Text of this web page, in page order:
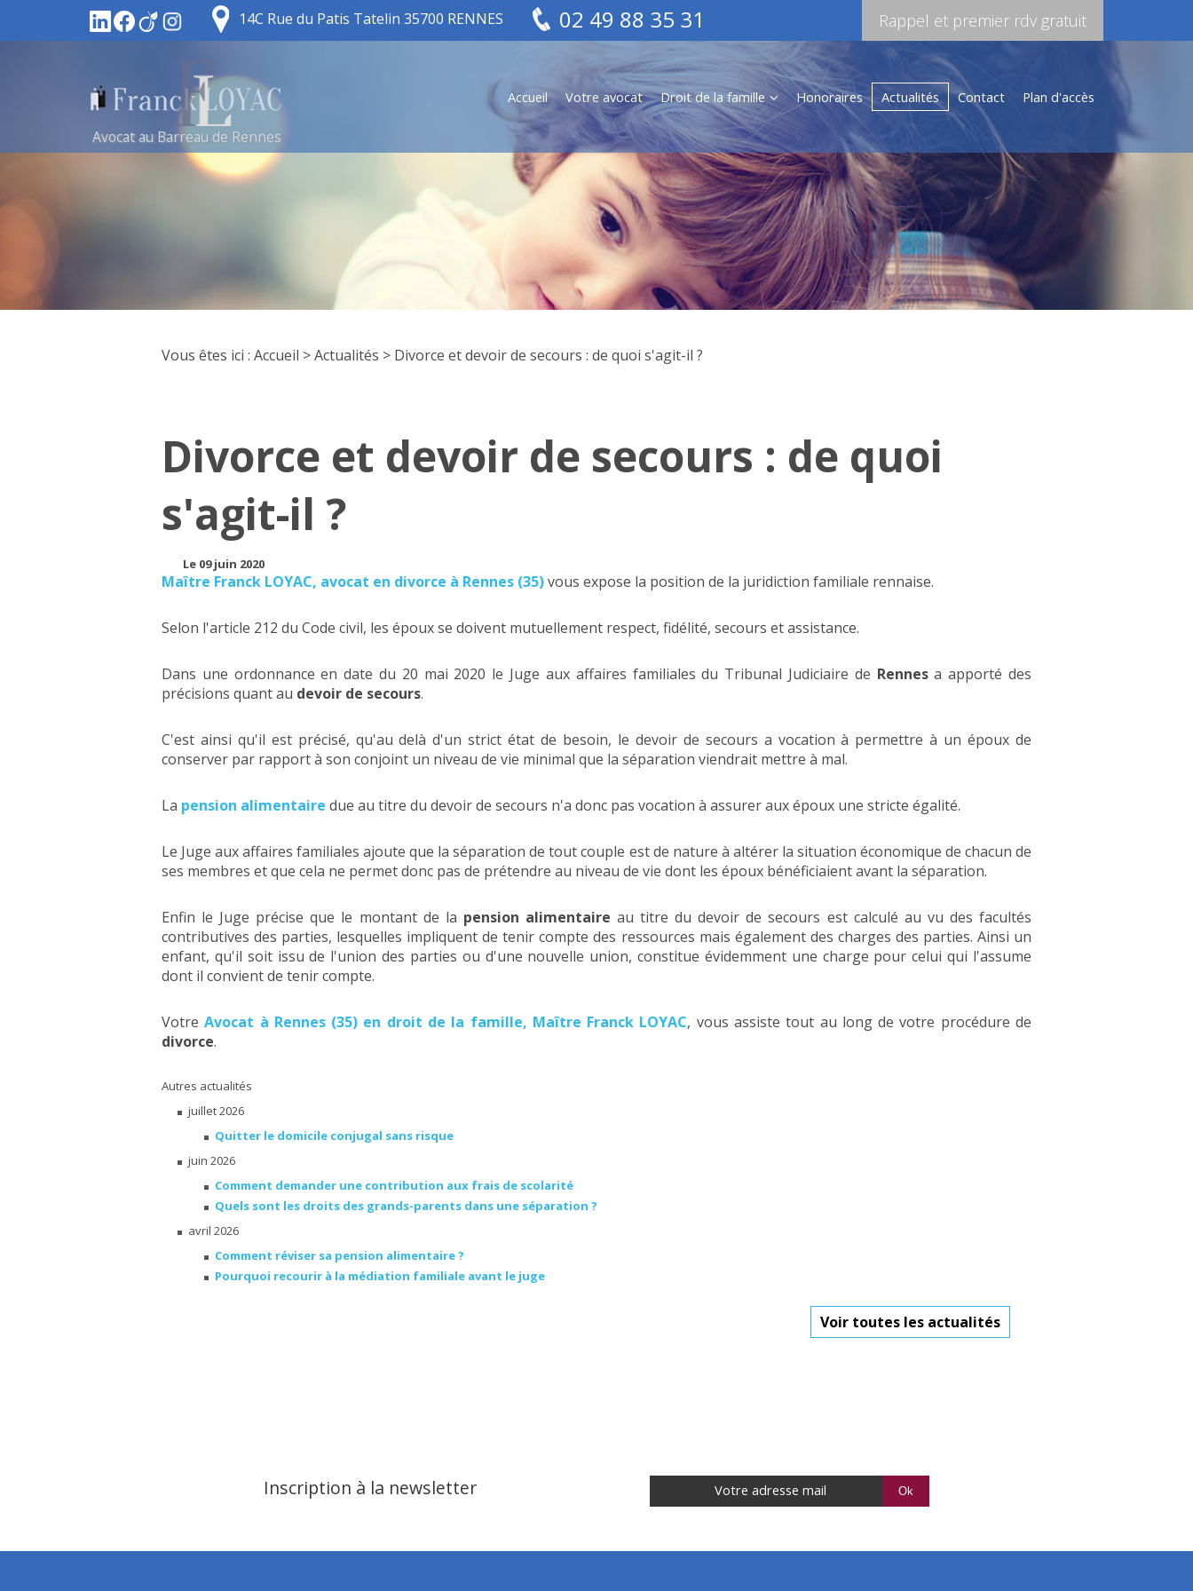
Avocat au Barreau de Rennes
14C Rue du Patis Tatelin 35700 RENNES 02 49 88 35 31 Rappel et premier rdv gratuit
Accueil Votre avocat Droit de la famille Honoraires Actualités Contact Plan d'accès
Vous êtes ici : Accueil >Actualités > Divorce et devoir de secours : de quoi s'agit-il ?
Divorce et devoir de secours : de quoi
s'agit-il ?
Le 09 juin 2020
Maître Franck LOYAC, avocat en divorce à Rennes (35)vous expose la position de la juridiction familiale rennaise.
Selon l'article 212 du Code civil, les époux se doivent mutuellement respect, fidélité, secours et assistance.
Dans une ordonnance en date du 20 mai 2020 le Juge aux affaires familiales du Tribunal Judiciaire de Rennesa apporté des
précisions quant au devoir de secours.
C'est ainsi qu'il est précisé, qu'au delà d'un strict état de besoin, le devoir de secours a vocation à permettre à un époux de
conserver par rapport à son conjoint un niveau de vie minimal que la séparation viendrait mettre à mal.
La pension alimentaire due au titre du devoir de secours n'a donc pas vocation à assurer aux époux une stricte égalité.
Le Juge aux affaires familiales ajoute que la séparation de tout couple est de nature à altérer la situation économique de chacun de
ses membres et que cela ne permet donc pas de prétendre au niveau de vie dont les époux bénéficiaient avant la séparation.
Enfin le Juge précise que le montant de la pension alimentaire au titre du devoir de secours est calculé au vu des facultés
contributives des parties, lesquelles impliquent de tenir compte des ressources mais également des charges des parties. Ainsi un
enfant, qu'il soit issu de l'union des parties ou d'une nouvelle union, constitue évidemment une charge pour celui qui l'assume
dont il convient de tenir compte.
VotreAvocat à Rennes (35) en droit de la famille, Maître Franck LOYAC, vous assiste tout au long de votre procédure de
divorce.
Autres actualités
juillet 2026
Quitter le domicile conjugal sans risque
juin 2026
Comment demander une contribution aux frais de scolarité
Quels sont les droits des grands-parents dans une séparation ?
avril 2026
Comment réviser sa pension alimentaire ?
Pourquoi recourir à la médiation familiale avant le juge
Voir toutes les actualités
Inscription à la newsletter